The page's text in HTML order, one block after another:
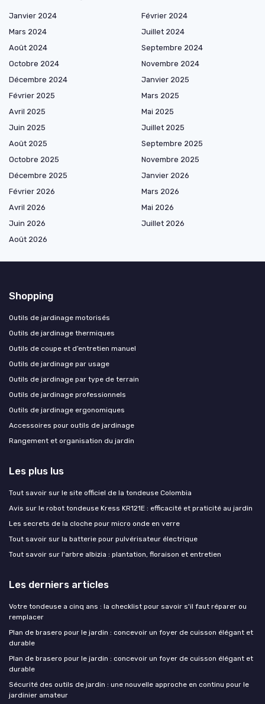
Janvier 2024
Février 2024
Mars 2024
Juillet 2024
Août 2024
Septembre 2024
Octobre 2024
Novembre 2024
Décembre 2024
Janvier 2025
Février 2025
Mars 2025
Avril 2025
Mai 2025
Juin 2025
Juillet 2025
Août 2025
Septembre 2025
Octobre 2025
Novembre 2025
Décembre 2025
Janvier 2026
Février 2026
Mars 2026
Avril 2026
Mai 2026
Juin 2026
Juillet 2026
Août 2026
Shopping
Outils de jardinage motorisés
Outils de jardinage thermiques
Outils de coupe et d’entretien manuel
Outils de jardinage par usage
Outils de jardinage par type de terrain
Outils de jardinage professionnels
Outils de jardinage ergonomiques
Accessoires pour outils de jardinage
Rangement et organisation du jardin
Les plus lus
Tout savoir sur le site officiel de la tondeuse Colombia
Avis sur le robot tondeuse Kress KR121E : efficacité et praticité au jardin
Les secrets de la cloche pour micro onde en verre
Tout savoir sur la batterie pour pulvérisateur électrique
Tout savoir sur l'arbre albizia : plantation, floraison et entretien
Les derniers articles
Votre tondeuse a cinq ans : la checklist pour savoir s'il faut réparer ou
remplacer
Plan de brasero pour le jardin : concevoir un foyer de cuisson élégant et
durable
Plan de brasero pour le jardin : concevoir un foyer de cuisson élégant et
durable
Sécurité des outils de jardin : une nouvelle approche en continu pour le
jardinier amateur